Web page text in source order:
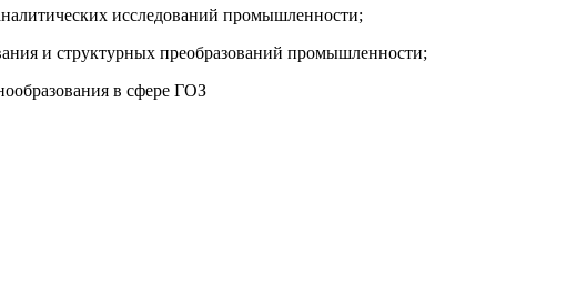
исследований промышленности;
и структурных преобразований промышленности;
в сфере ГОЗ